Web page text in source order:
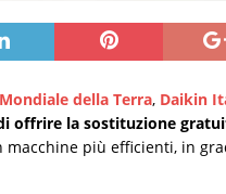
della Terra, Daikin
offrire la sostituzione
macchine più efficienti, in